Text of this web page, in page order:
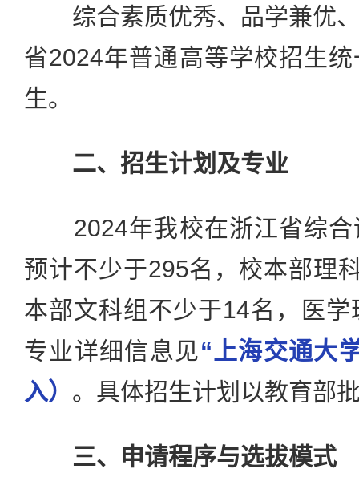
综合素质优秀、品学兼优、
省2024年普通高等学校招生
生。
二、招生计划及专业
2024年我校在浙江省综合
预计不少于295名，校本部理
本部文科组不少于14名，医
专业详细信息见“上海交通大
入） 。具体招生计划以教育部
三、申请程序与选拔模式